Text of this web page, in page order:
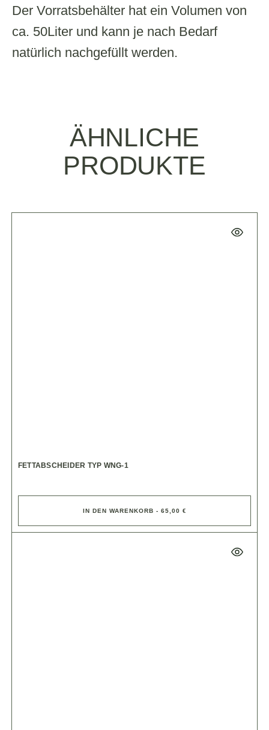
Der Vorratsbehälter hat ein Volumen von
ca. 50Liter und kann je nach Bedarf
natürlich nachgefüllt werden.
ÄHNLICHE
PRODUKTE
FETTABSCHEIDER TYP WNG-1
IN DEN WARENKORB - 65,00 €